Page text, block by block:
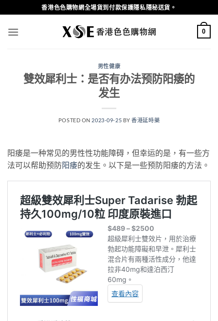
to
content
香港色色購物網全場貨到付款保護隱私隱秘送貨。
0
男性健康
雙效犀利士：是否有办法预防阳痿的
发生
POSTED ON 2023-09-25 BY香港延時藥
阳痿是一种常见的男性性功能障碍，但幸运的是，有一些方
法可以帮助预防阳痿的发生。以下是一些预防阳痿的方法。